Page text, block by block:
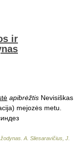
ir
apibrėžtis Nevisiškas
mejozės metu.
A. Sliesaravičius, J.